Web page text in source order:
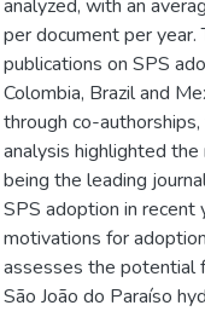
analyzed, with an
per document per
publications on SPS
Colombia, Brazil and
through co-
analysis highlighted
being the leading
SPS adoption in recent
motivations for
assesses the potential
São João do Paraíso